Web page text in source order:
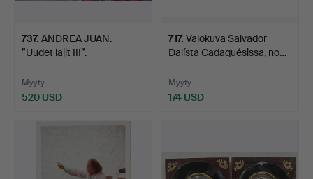
737. ANDREA JUAN.
”Uudet lajit III”.
Myyty
520 USD
717. Valokuva Salvador
Dalísta Cadaquésissa, no…
Myyty
174 USD